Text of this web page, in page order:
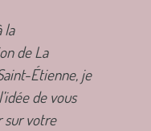
la
de La
Étienne, je
de vous
sur votre